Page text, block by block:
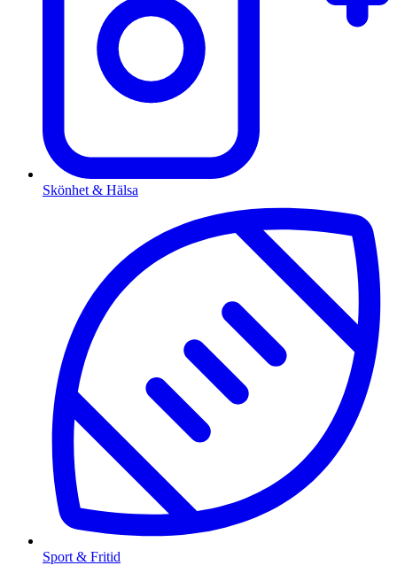
Skönhet & Hälsa
Sport & Fritid